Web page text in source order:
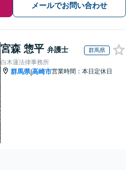
メールでお問い合わせ
宮森 惣平 弁護士 群馬県
白木蓮法律事務所
群馬県|高崎市営業時間：本日定休日